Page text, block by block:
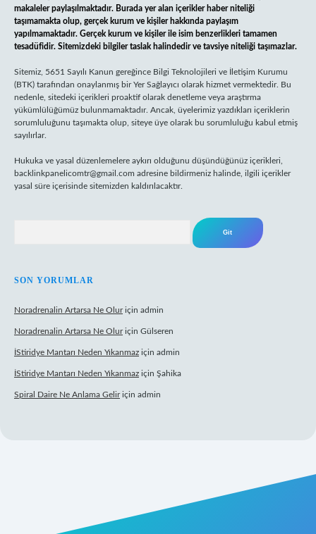
makaleler paylaşılmaktadır. Burada yer alan içerikler haber niteliği
taşımamakta olup, gerçek kurum ve kişiler hakkında paylaşım
yapılmamaktadır. Gerçek kurum ve kişiler ile isim benzerlikleri tamamen
tesadüfidir. Sitemizdeki bilgiler taslak halindedir ve tavsiye niteliği taşımazlar.
Sitemiz, 5651 Sayılı Kanun gereğince Bilgi Teknolojileri ve İletişim Kurumu
(BTK) tarafından onaylanmış bir Yer Sağlayıcı olarak hizmet vermektedir. Bu
nedenle, sitedeki içerikleri proaktif olarak denetleme veya araştırma
yükümlülüğümüz bulunmamaktadır. Ancak, üyelerimiz yazdıkları içeriklerin
sorumluluğunu taşımakta olup, siteye üye olarak bu sorumluluğu kabul etmiş
sayılırlar.
Hukuka ve yasal düzenlemelere aykırı olduğunu düşündüğünüz içerikleri,
backlinkpanelicomtr@gmail.com adresine bildirmeniz halinde, ilgili içerikler
yasal süre içerisinde sitemizden kaldırılacaktır.
SON YORUMLAR
Noradrenalin Artarsa Ne Oluriçin admin
Noradrenalin Artarsa Ne Oluriçin Gülseren
İStiridye Mantarı Neden Yıkanmaz için admin
İStiridye Mantarı Neden Yıkanmaz için Şahika
Spiral Daire Ne Anlama Geliriçin admin